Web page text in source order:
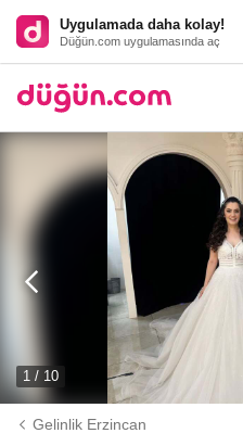
Uygulamada daha kolay!
Düğün.com uygulamasında aç
1 / 10
Gelinlik Erzincan